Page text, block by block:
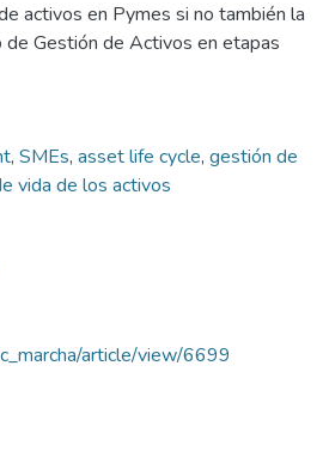
activos en Pymes si no también la
Gestión de Activos en etapas
, SMEs, asset life cycle, gestión de
vida de los activos
article/view/6699